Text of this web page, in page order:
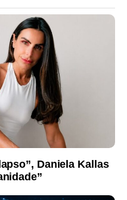
Daniela Kallas